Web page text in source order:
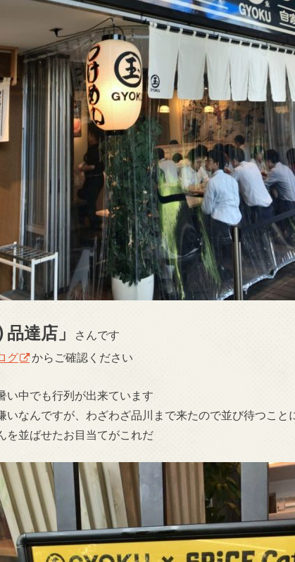
品達店」
さんです
グ からご確認ください
い中でも行列が出来ています
いなんですが、わざわざ品川まで来たので並び待つこと
を並ばせたお目当てがこれだ